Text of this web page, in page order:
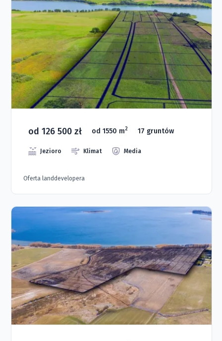
od 126 500 zł od 1550 m2 17 gruntów
Jezioro Klimat Media
Oferta landdevelopera